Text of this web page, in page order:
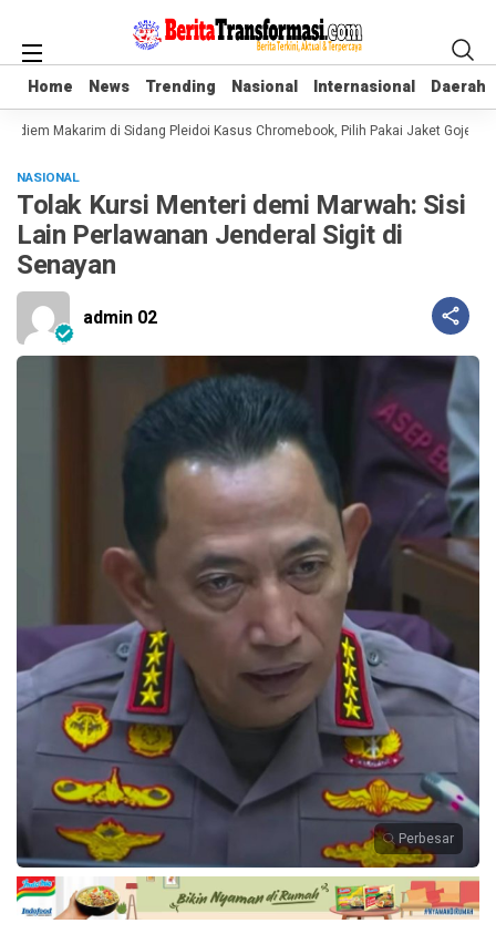
Home News Trending Nasional Internasional Daerah
Home News Trending Nasional Internasional Daerah
Makarim di Sidang Pleidoi Kasus Chromebook, Pilih Pakai Jaket Gojek
NASIONAL
Tolak Kursi Menteri demi Marwah: Sisi
Lain Perlawanan Jenderal Sigit di
Senayan
admin 02
Perbesar